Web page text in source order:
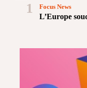
1
L’Europe
Focus News